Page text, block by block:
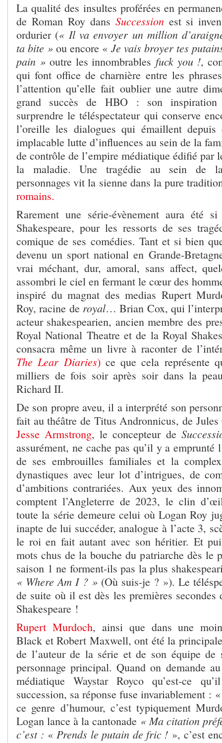
La qualité des insultes proférées en
de Roman Roy dans Successionest si
ordurier (« Il va envoyer un million
ta bite » ou encore « Je vais broyer tes
pain »outre les innombrables fuck you !,
qui font office de charnière entre les
l’attention qu’elle fait oublier une autre
grand succès de HBO : son
surprendre le téléspectateur qui conserve
l’oreille les dialogues qui émaillent depuis
implacable lutte d’influences au sein de la
de contrôle de l’empire médiatique édifié par
la maladie. Une tragédie au sein de
personnages vit la sienne dans la pure
romains.
Rarement une série-évènement aura été
Shakespeare, pour les ressorts de ses
comique de ses comédies. Tant et si bien
devenu un sport national en Grande-
vrai méchant, dur, amoral, sans affect,
assombri le ciel en fermant le cœur des
inspiré du magnat des medias Rupert
Roy, racine de royal… Brian Cox, qui
acteur shakespearien, ancien membre des
Royal National Theatre et de la Royal
consacra même un livre à raconter de
The Lear Diaries)ce que cela représente
milliers de fois soir après soir dans la
Richard II.
De son propre aveu, il a interprété son
fait au théâtre de Titus Andronnicus, de
Jesse Armstrong, le concepteur de
assurément, ne cache pas qu’il y a emprunté
de ses embrouilles familiales et la
dynastiques avec leur lot d’intrigues, de
d’ambitions contrariées. Aux yeux des
comptent l’Angleterre de 2023, le clin
toute la série demeure celui où Logan Roy
inapte de lui succéder, analogue à l’acte 3,
le roi en fait autant avec son héritier. Et
mots chus de la bouche du patriarche dès le
saison 1 ne forment-ils pas la plus
« Where Am I ? » (Où suis-je ? »). Le
de suite où il est dès les premières
Shakespeare !
Rupert Murdoch, ainsi que dans une
Black et Robert Maxwell, ont été la
de l’auteur de la série et de son équipe de
personnage principal. Quand on demande
médiatique Waystar Royco qu’est-ce
succession, sa réponse fuse invariablement :
ce genre d’humour, c’est typiquement
Logan lance à la cantonade « Ma citation
c’est : «Prends le putain de fric ! », c’est